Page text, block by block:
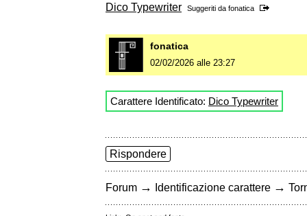
Dico Typewriter Suggeriti da fonatica
fonatica
02/02/2026 alle 23:27
Carattere Identificato: Dico Typewriter
Rispondere
Forum → Identificazione carattere →